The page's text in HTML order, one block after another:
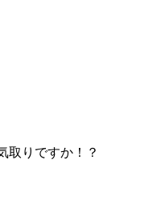
取りですか！？